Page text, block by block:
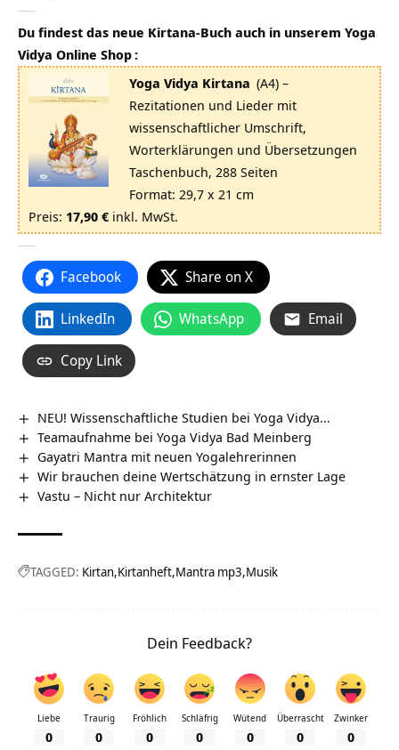
—–
Du findest das neue Kirtana-Buch auch in unserem Yoga
Vidya Online Shop:
Yoga Vidya Kirtana (A4) –
Rezitationen und Lieder mit
wissenschaftlicher Umschrift,
Worterklärungen und Übersetzungen
Taschenbuch, 288 Seiten
Format: 29,7 x 21 cm
Preis: 17,90 € inkl. MwSt.
—–
Facebook Share on X
LinkedIn WhatsApp Email
Copy Link
NEU! Wissenschaftliche Studien bei Yoga Vidya…
Teamaufnahme bei Yoga Vidya Bad Meinberg
Gayatri Mantra mit neuen Yogalehrerinnen
Wir brauchen deine Wertschätzung in ernster Lage
Vastu – Nicht nur Architektur
TAGGED: Kirtan Kirtanheft Mantra mp3 Musik
Dein Feedback?
Liebe
0
Traurig
0
Fröhlich
0
Schläfrig
0
Wütend
0
Überrascht
0
Zwinker
0